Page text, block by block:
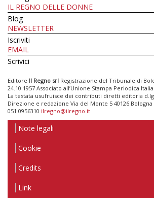
IL REGNO DELLE DONNE
Blog
NEWSLETTER
Iscriviti
EMAIL
Scrivici
Editore Il Regno srl Registrazione del Tribunale di
24.10.1957 Associato all’Unione Stampa Periodica
La testata usufruisce dei contributi diretti editoria
Direzione e redazione Via del Monte 5 40126 Bologna
051 0956310 ilregno@ilregno.it
Note legali
Cookie
Credits
Link